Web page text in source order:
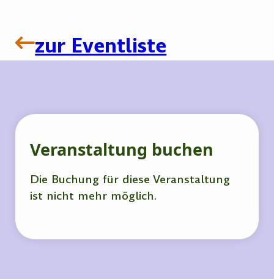
zur Eventliste
Veranstaltung buchen
Die Buchung für diese Veranstaltung
ist nicht mehr möglich.